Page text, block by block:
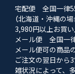
宅配便 全国一律
（北海道・沖縄の
3,980円以上お買
メール便 全国一
メール便可の商品
ご注文の翌日から
雑状況によって、